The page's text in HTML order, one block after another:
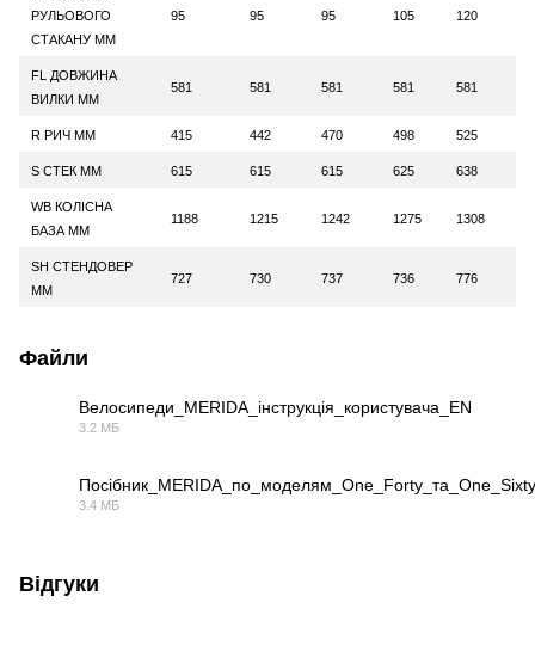
РУЛЬОВОГО
СТАКАНУ ММ
95 95 95 105 120
FL ДОВЖИНА
ВИЛКИ ММ
581 581 581 581 581
R РИЧ ММ 415 442 470 498 525
S СТЕК ММ 615 615 615 625 638
WB КОЛІСНА
БАЗА ММ
1188 1215 1242 1275 1308
SH СТЕНДОВЕР
ММ
727 730 737 736 776
Файли
Велосипеди_MERIDA_інструкція_користувача_EN
3.2 МБ
3.4 МБ
Відгуки